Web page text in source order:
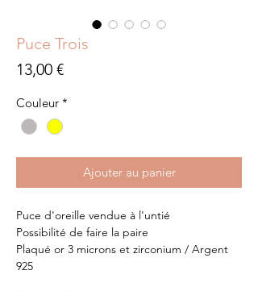
Puce Trois
13,00 €Prix
Couleur *
Ajouter au panier
Puce d'oreille vendue à l'untié
Possibilité de faire la paire
Plaqué or 3 microns et zirconium / Argent
925